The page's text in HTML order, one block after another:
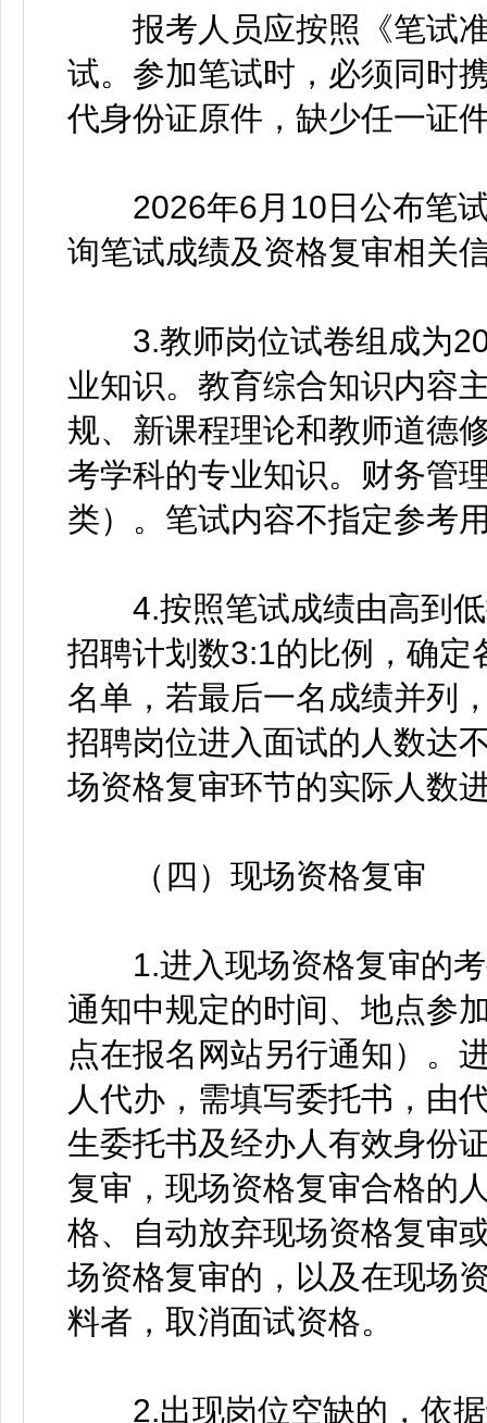
报考人员应按照《笔试准
试。参加笔试时，必须同时
代身份证原件，缺少任一证
2026年6月10日公布笔试
询笔试成绩及资格复审相关
3.教师岗位试卷组成为
业知识。教育综合知识内容
规、新课程理论和教师道德
考学科的专业知识。财务管
类）。笔试内容不指定参考
4.按照笔试成绩由高到低
招聘计划数3:1的比例，确
名单，若最后一名成绩并列
招聘岗位进入面试的人数达
场资格复审环节的实际人数
（四）现场资格复审
1.进入现场资格复审的考
通知中规定的时间、地点参
点在报名网站另行通知）。
人代办，需填写委托书，由
生委托书及经办人有效身份
复审，现场资格复审合格的
格、自动放弃现场资格复审
场资格复审的，以及在现场
料者，取消面试资格。
2.出现岗位空缺的，依据